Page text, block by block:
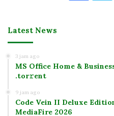
Latest News
3 jam ago
MS Office Home &
.tоr𝚛еnt
9 jam ago
Code Vein II Deluxe
MediaFire 2026